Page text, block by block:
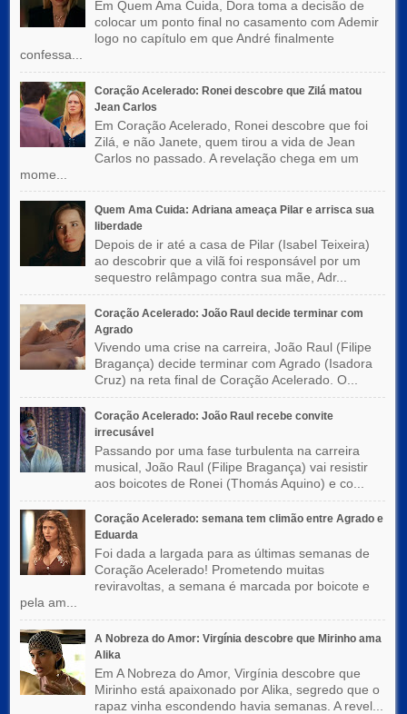
Em Quem Ama Cuida, Dora toma a decisão de
colocar um ponto final no casamento com Ademir
logo no capítulo em que André finalmente
confessa...
Coração Acelerado: Ronei descobre que Zilá matou
Jean Carlos
Em Coração Acelerado, Ronei descobre que foi
Zilá, e não Janete, quem tirou a vida de Jean
Carlos no passado. A revelação chega em um
mome...
Quem Ama Cuida: Adriana ameaça Pilar e arrisca sua
liberdade
Depois de ir até a casa de Pilar (Isabel Teixeira)
ao descobrir que a vilã foi responsável por um
sequestro relâmpago contra sua mãe, Adr...
Coração Acelerado: João Raul decide terminar com
Agrado
Vivendo uma crise na carreira, João Raul (Filipe
Bragança) decide terminar com Agrado (Isadora
Cruz) na reta final de Coração Acelerado. O...
Coração Acelerado: João Raul recebe convite
irrecusável
Passando por uma fase turbulenta na carreira
musical, João Raul (Filipe Bragança) vai resistir
aos boicotes de Ronei (Thomás Aquino) e co...
Coração Acelerado: semana tem climão entre Agrado e
Eduarda
Foi dada a largada para as últimas semanas de
Coração Acelerado! Prometendo muitas
reviravoltas, a semana é marcada por boicote e
pela am...
A Nobreza do Amor: Virgínia descobre que Mirinho ama
Alika
Em A Nobreza do Amor, Virgínia descobre que
Mirinho está apaixonado por Alika, segredo que o
rapaz vinha escondendo havia semanas. A revel...